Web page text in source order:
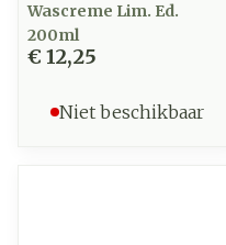
Wascreme Lim. Ed.
200ml
€ 12,25
Niet beschikbaar